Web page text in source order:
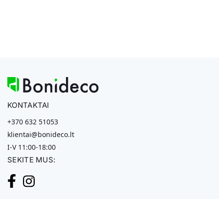
KONTAKTAI
+370 632 51053
klientai@bonideco.lt
I-V 11:00-18:00
SEKITE MUS: